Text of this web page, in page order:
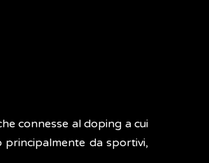
connesse al doping a cui
da sportivi,